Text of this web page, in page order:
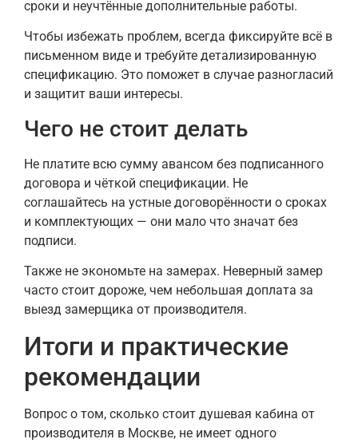
сроки и неучтённые дополнительные работы.
Чтобы избежать проблем, всегда фиксируйте всё в
письменном виде и требуйте детализированную
спецификацию. Это поможет в случае разногласий
и защитит ваши интересы.
Чего не стоит делать
Не платите всю сумму авансом без подписанного
договора и чёткой спецификации. Не
соглашайтесь на устные договорённости о сроках
и комплектующих — они мало что значат без
подписи.
Также не экономьте на замерах. Неверный замер
часто стоит дороже, чем небольшая доплата за
выезд замерщика от производителя.
Итоги и практические
рекомендации
Вопрос о том, сколько стоит душевая кабина от
производителя в Москве, не имеет одного